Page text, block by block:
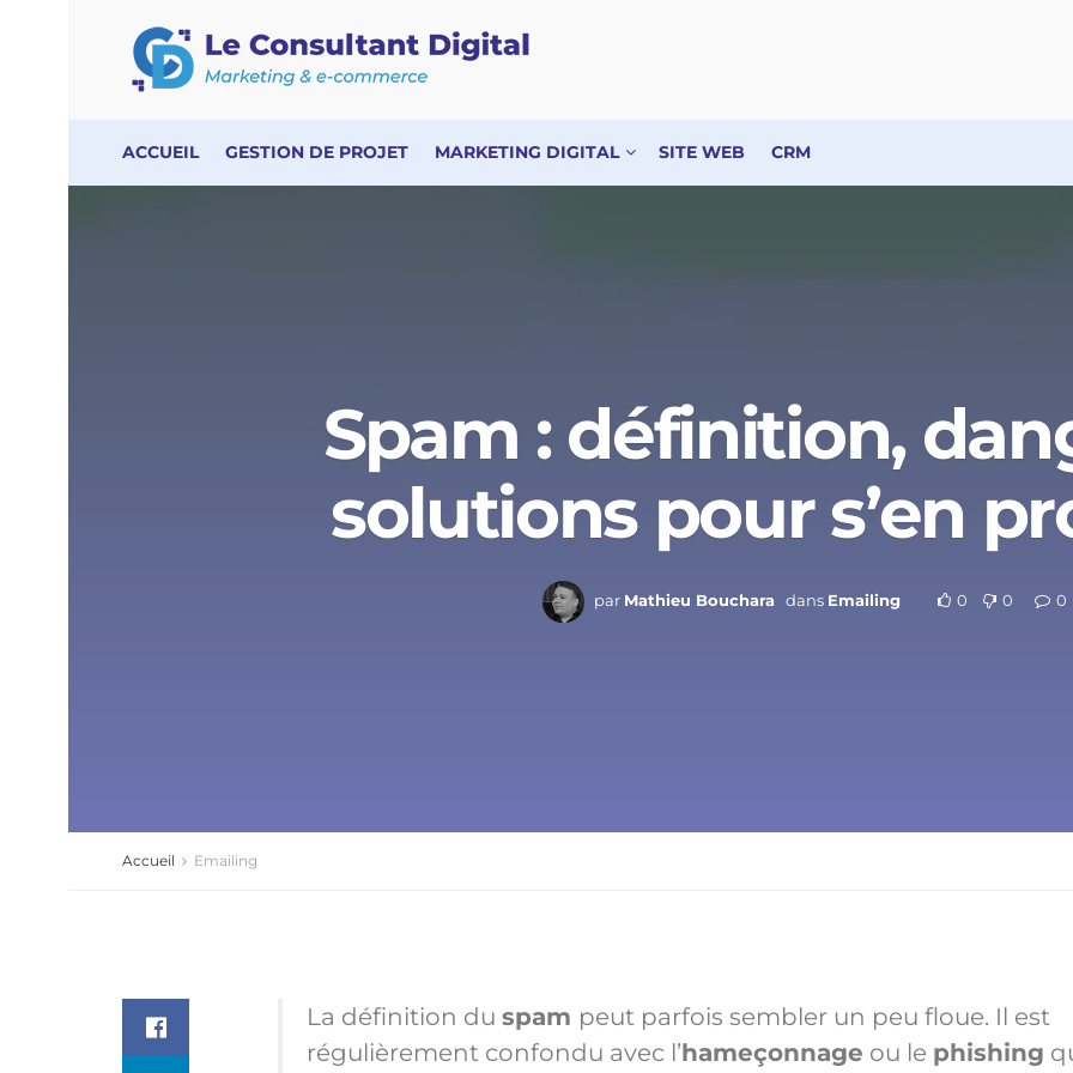
ACCUEIL GESTION DE PROJET MARKETING DIGITAL SITE WEB CRM
Spam : définition,
solutions pour s’en
par Mathieu Bouchara dans Emailing 0 0 0
Accueil Emailing
La définition du spam peut parfois sembler un peu floue. Il est
régulièrement confondu avec l’hameçonnage ou le phishing